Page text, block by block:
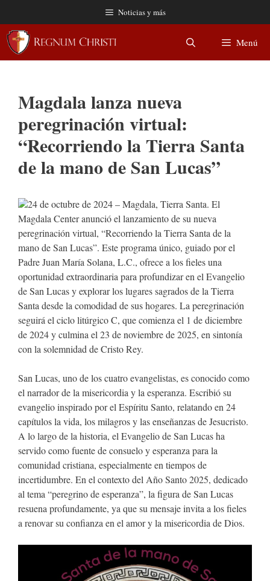
contenido
Noticias y más
Menú
Magdala lanza nueva
peregrinación virtual:
“Recorriendo la Tierra Santa
de la mano de San Lucas”
24 de octubre de 2024 – Magdala, Tierra Santa. El
Magdala Center anunció el lanzamiento de su nueva
peregrinación virtual, “Recorriendo la Tierra Santa de la
mano de San Lucas”. Este programa único, guiado por el
Padre Juan María Solana, L.C., ofrece a los fieles una
oportunidad extraordinaria para profundizar en el Evangelio
de San Lucas y explorar los lugares sagrados de la Tierra
Santa desde la comodidad de sus hogares. La peregrinación
seguirá el ciclo litúrgico C, que comienza el 1 de diciembre
de 2024 y culmina el 23 de noviembre de 2025, en sintonía
con la solemnidad de Cristo Rey.
San Lucas, uno de los cuatro evangelistas, es conocido como
el narrador de la misericordia y la esperanza. Escribió su
evangelio inspirado por el Espíritu Santo, relatando en 24
capítulos la vida, los milagros y las enseñanzas de Jesucristo.
A lo largo de la historia, el Evangelio de San Lucas ha
servido como fuente de consuelo y esperanza para la
comunidad cristiana, especialmente en tiempos de
incertidumbre. En el contexto del Año Santo 2025, dedicado
al tema “peregrino de esperanza”, la figura de San Lucas
resuena profundamente, ya que su mensaje invita a los fieles
a renovar su confianza en el amor y la misericordia de Dios.